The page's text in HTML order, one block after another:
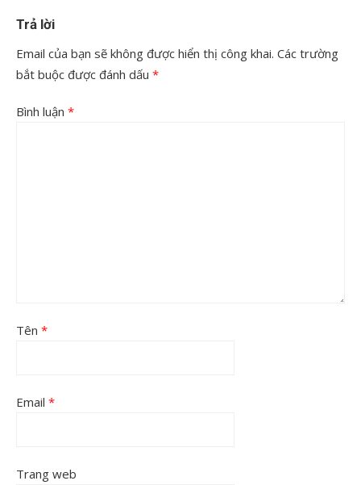
Trả lời
Email của bạn sẽ không được hiển thị công khai. Các trường
bắt buộc được đánh dấu *
Bình luận *
Tên *
Email *
Trang web